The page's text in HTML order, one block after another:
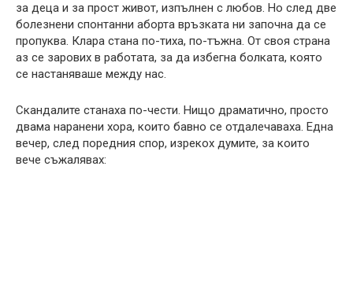
за деца и за прост живот, изпълнен с любов. Но след две
болезнени спонтанни аборта връзката ни започна да се
пропуква. Клара стана по-тиха, по-тъжна. От своя страна
аз се зарових в работата, за да избегна болката, която
се настаняваше между нас.
Скандалите станаха по-чести. Нищо драматично, просто
двама наранени хора, които бавно се отдалечаваха. Една
вечер, след поредния спор, изрекох думите, за които
вече съжалявах: